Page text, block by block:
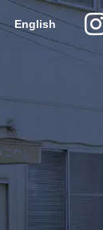
English